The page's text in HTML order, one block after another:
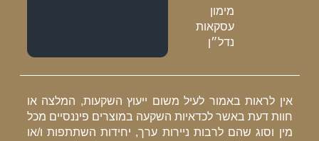
מימון
עסקאות
נדל״ן
אין לראות באמור לעיל משום ייעוץ השקעות, המלצה או
חוות דעת באשר לכדאיות השקעה במוצרים פיננסיים מכל
מין וסוג שהם לרבות ניירות ערך, יחידות השתתפות ו/או